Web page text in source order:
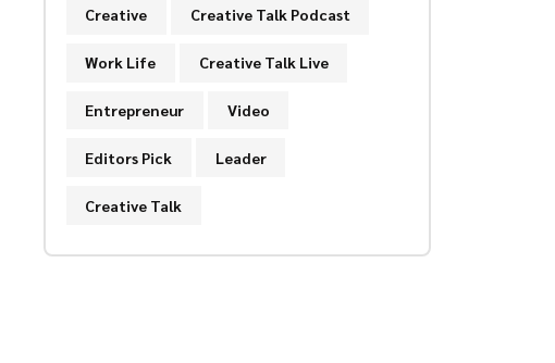
Creative Creative Talk Podcast
Work Life Creative Talk Live
Entrepreneur Video
Editors Pick Leader
Creative Talk